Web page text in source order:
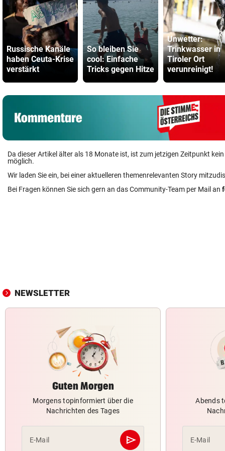
Russische Kanäle
haben Ceuta-Krise
verstärkt
So bleiben Sie
cool: Einfache
Tricks gegen Hitze
Unwetter:
Trinkwasser in
Tiroler Ort
verunreinigt!
Da dieser Artikel älter als 18 Monate ist, ist zum jetzigen Zeitpunkt
möglich.
Wir laden Sie ein, bei einer aktuelleren themenrelevanten Story
Bei Fragen können Sie sich gern an das Community-Team per Mail an
NEWSLETTER
Guten Morgen
Morgens topinformiert über die
Nachrichten des Tages
E-Mail send
Abschicken
Abends
E-Mail